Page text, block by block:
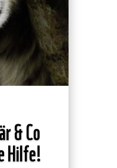
& Co
Hilfe!